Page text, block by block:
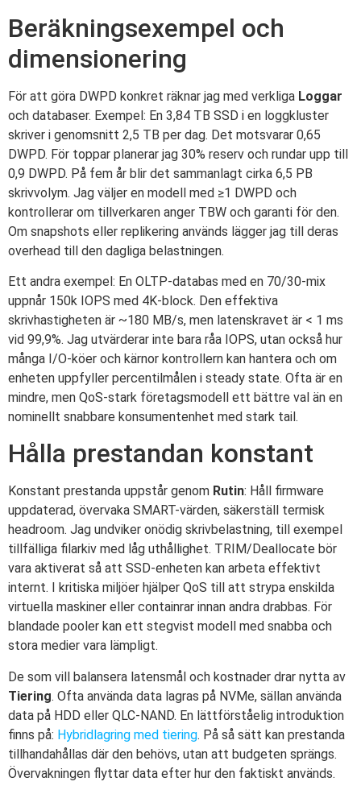
Beräkningsexempel och
dimensionering
För att göra DWPD konkret räknar jag med verkliga Loggar
och databaser. Exempel: En 3,84 TB SSD i en loggkluster
skriver i genomsnitt 2,5 TB per dag. Det motsvarar 0,65
DWPD. För toppar planerar jag 30% reserv och rundar upp till
0,9 DWPD. På fem år blir det sammanlagt cirka 6,5 PB
skrivvolym. Jag väljer en modell med ≥1 DWPD och
kontrollerar om tillverkaren anger TBW och garanti för den.
Om snapshots eller replikering används lägger jag till deras
overhead till den dagliga belastningen.
Ett andra exempel: En OLTP-databas med en 70/30-mix
uppnår 150k IOPS med 4K-block. Den effektiva
skrivhastigheten är ~180 MB/s, men latenskravet är < 1 ms
vid 99,9%. Jag utvärderar inte bara råa IOPS, utan också hur
många I/O-köer och kärnor kontrollern kan hantera och om
enheten uppfyller percentilmålen i steady state. Ofta är en
mindre, men QoS-stark företagsmodell ett bättre val än en
nominellt snabbare konsumentenhet med stark tail.
Hålla prestandan konstant
Konstant prestanda uppstår genom Rutin: Håll firmware
uppdaterad, övervaka SMART-värden, säkerställ termisk
headroom. Jag undviker onödig skrivbelastning, till exempel
tillfälliga filarkiv med låg uthållighet. TRIM/Deallocate bör
vara aktiverat så att SSD-enheten kan arbeta effektivt
internt. I kritiska miljöer hjälper QoS till att strypa enskilda
virtuella maskiner eller containrar innan andra drabbas. För
blandade pooler kan ett stegvist modell med snabba och
stora medier vara lämpligt.
De som vill balansera latensmål och kostnader drar nytta av
Tiering. Ofta använda data lagras på NVMe, sällan använda
data på HDD eller QLC-NAND. En lättförståelig introduktion
finns på: Hybridlagring med tiering. På så sätt kan prestanda
tillhandahållas där den behövs, utan att budgeten sprängs.
Övervakningen flyttar data efter hur den faktiskt används.